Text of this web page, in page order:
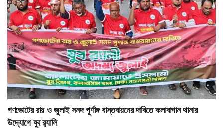
গণভোটের রায় ও জুলাই সনদ পূর্ণাঙ্গ বাস্তবায়নের দাবিতে কলাবাগান থানার
উদ্যোগে যুব র‌্যালি